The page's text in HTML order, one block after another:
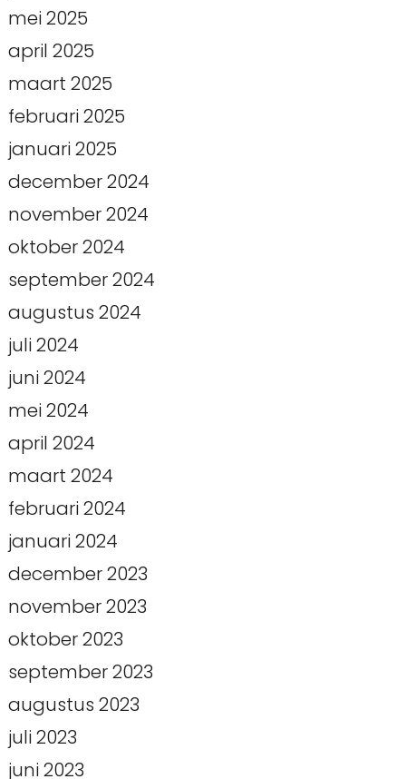
mei 2025
april 2025
maart 2025
februari 2025
januari 2025
december 2024
november 2024
oktober 2024
september 2024
augustus 2024
juli 2024
juni 2024
mei 2024
april 2024
maart 2024
februari 2024
januari 2024
december 2023
november 2023
oktober 2023
september 2023
augustus 2023
juli 2023
juni 2023